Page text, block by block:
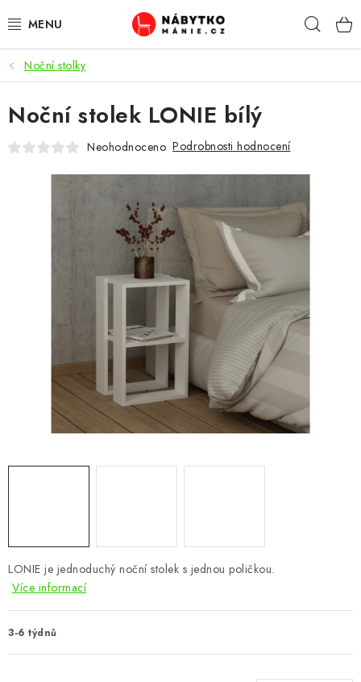
na
OBÝVACÍ POKOJ
KUCHYŇ A JÍDELNA
LOŽNICE
KANCELÁŘ / PRACOVNA
KOUPELNA A WC
PŘEDSÍŇ
CHOVATELSKÉ POTŘEBY
DOPLŇKY A DEKORACE
VÝPRODEJ
Kontakty
Noční stolky
LONIE je jednoduchý noční stolek s jednou poličkou.
Více informací
3-6 týdnů
Noční stolek LONIE bílý
Neohodnoceno Podrobnosti hodnocení